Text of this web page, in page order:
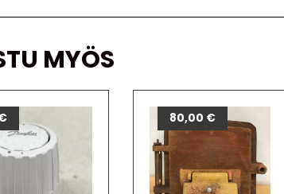
MYÖS
80,00 €